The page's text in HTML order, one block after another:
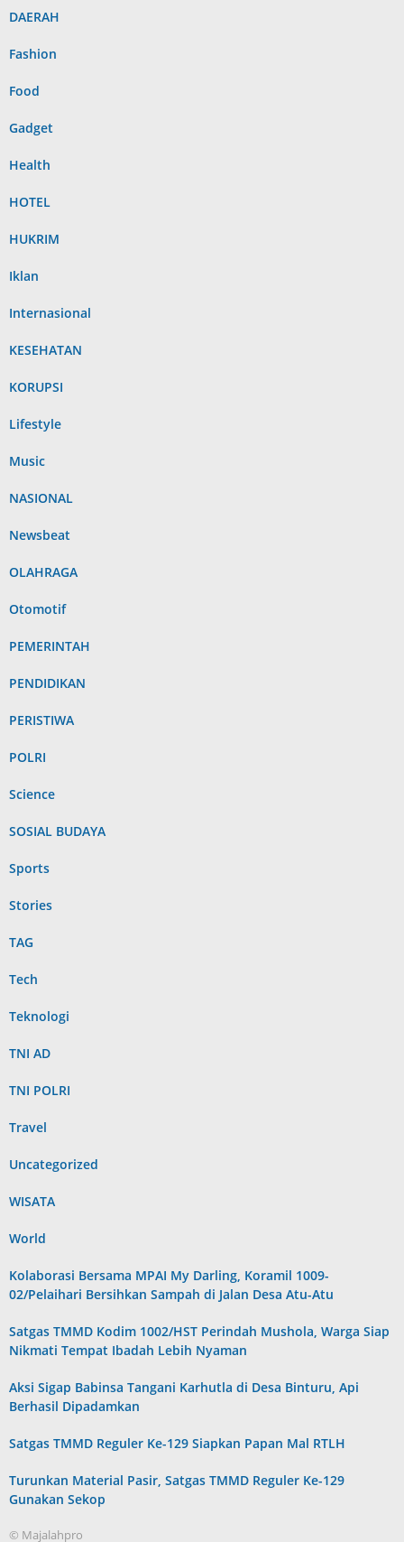
DAERAH
Fashion
Food
Gadget
Health
HOTEL
HUKRIM
Iklan
Internasional
KESEHATAN
KORUPSI
Lifestyle
Music
NASIONAL
Newsbeat
OLAHRAGA
Otomotif
PEMERINTAH
PENDIDIKAN
PERISTIWA
POLRI
Science
SOSIAL BUDAYA
Sports
Stories
TAG
Tech
Teknologi
TNI AD
TNI POLRI
Travel
Uncategorized
WISATA
World
Kolaborasi Bersama MPAI My Darling, Koramil 1009-
02/Pelaihari Bersihkan Sampah di Jalan Desa Atu-Atu
Satgas TMMD Kodim 1002/HST Perindah Mushola, Warga Siap
Nikmati Tempat Ibadah Lebih Nyaman
Aksi Sigap Babinsa Tangani Karhutla di Desa Binturu, Api
Berhasil Dipadamkan
Satgas TMMD Reguler Ke-129 Siapkan Papan Mal RTLH
Turunkan Material Pasir, Satgas TMMD Reguler Ke-129
Gunakan Sekop
© Majalahpro